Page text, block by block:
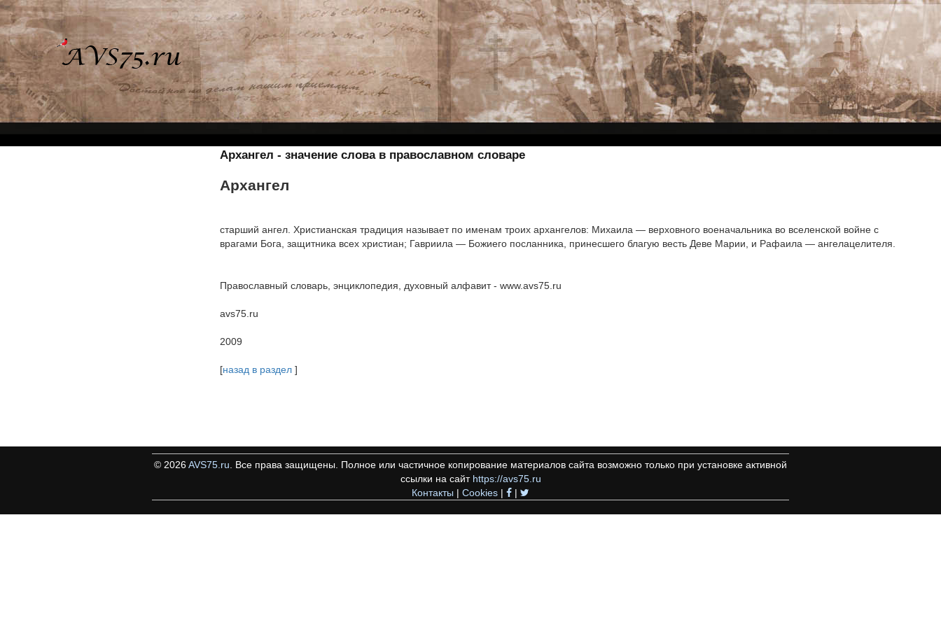
Архангел - значение слова в православном словаре
Архангел
старший ангел. Христианская традиция называет по именам троих архангелов: Михаила — верховного военачальника во вселенской войне с
врагами Бога, защитника всех христиан; Гавриила — Божиего посланника, принесшего благую весть Деве Марии, и Рафаила — ангелацелителя.
Православный словарь, энциклопедия, духовный алфавит - www.avs75.ru
avs75.ru
2009
[назад в раздел]
© 2026AVS75.ru . Все права защищены. Полное или частичное копирование материалов сайта возможно только при установке активной
ссылки на сайт https://avs75.ru
Контакты | Cookies | |